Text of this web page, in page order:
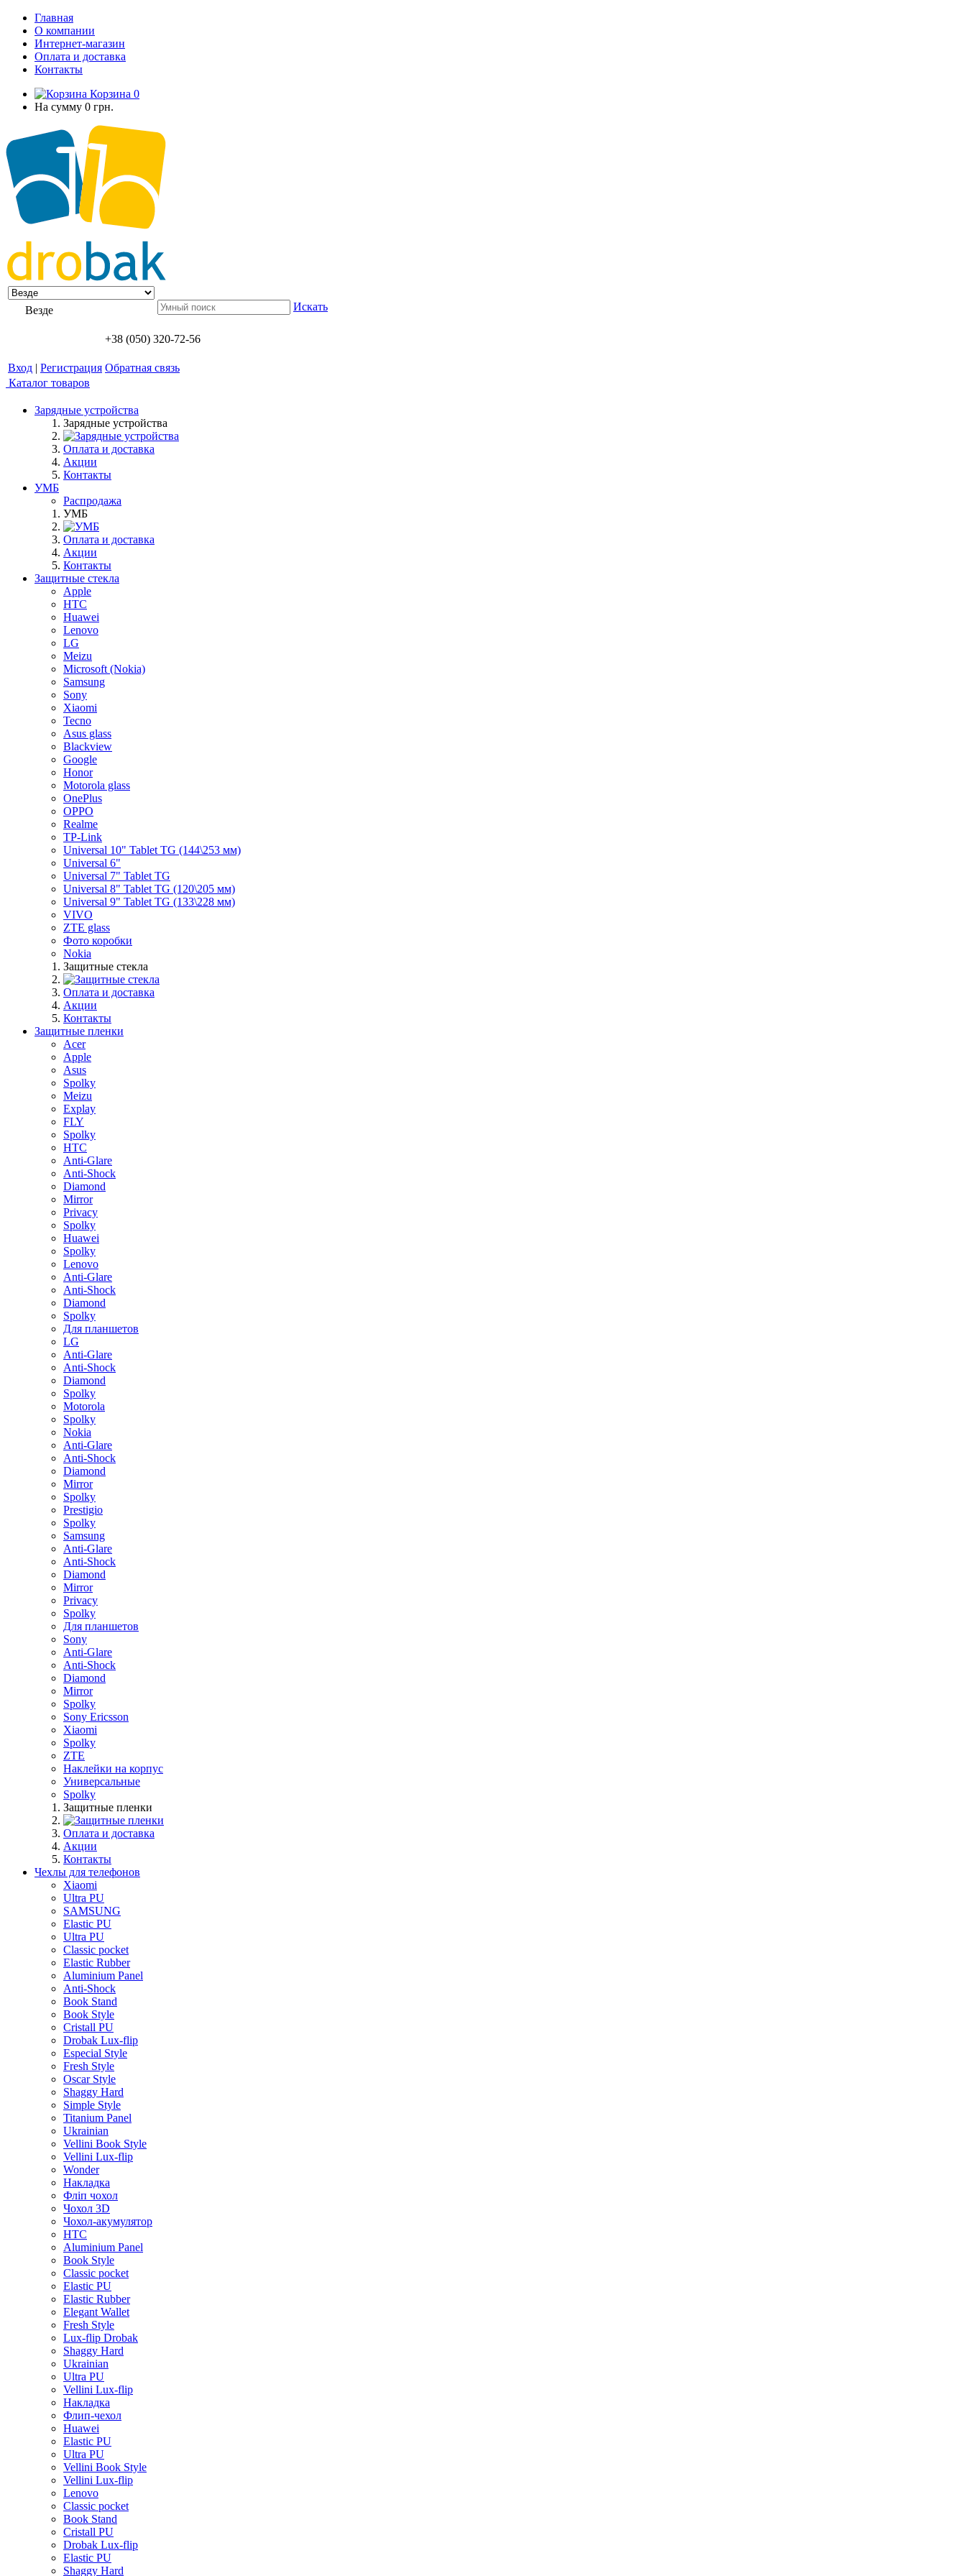
Главная
О компании
Интернет-магазин
Оплата и доставка
Контакты
Корзина 0
На сумму 0 грн.
Везде Искать
+38 (050) 320-72-56
Вход | Регистрация Обратная связь
Каталог товаров
Зарядные устройства
Зарядные устройства
Оплата и доставка
Акции
Контакты
УМБ
Распродажа
УМБ
Оплата и доставка
Акции
Контакты
Защитные стекла
Apple
HTC
Huawei
Lenovo
LG
Meizu
Microsoft (Nokia)
Samsung
Sony
Xiaomi
Tecno
Asus glass
Blackview
Google
Honor
Motorola glass
OnePlus
OPPO
Realme
TP-Link
Universal 10" Tablet TG (144\253 мм)
Universal 6"
Universal 7" Tablet TG
Universal 8" Tablet TG (120\205 мм)
Universal 9" Tablet TG (133\228 мм)
VIVO
ZTE glass
Фото коробки
Nokia
Защитные стекла
Оплата и доставка
Акции
Контакты
Защитные пленки
Acer
Apple
Asus
Spolky
Meizu
Explay
FLY
Spolky
HTC
Anti-Glare
Anti-Shock
Diamond
Mirror
Privacy
Spolky
Huawei
Spolky
Lenovo
Anti-Glare
Anti-Shock
Diamond
Spolky
Для планшетов
LG
Anti-Glare
Anti-Shock
Diamond
Spolky
Motorola
Spolky
Nokia
Anti-Glare
Anti-Shock
Diamond
Mirror
Spolky
Prestigio
Spolky
Samsung
Anti-Glare
Anti-Shock
Diamond
Mirror
Privacy
Spolky
Для планшетов
Sony
Anti-Glare
Anti-Shock
Diamond
Mirror
Spolky
Sony Ericsson
Xiaomi
Spolky
ZTE
Наклейки на корпус
Универсальные
Spolky
Защитные пленки
Оплата и доставка
Акции
Контакты
Чехлы для телефонов
Xiaomi
Ultra PU
SAMSUNG
Elastic PU
Ultra PU
Classic pocket
Elastic Rubber
Aluminium Panel
Anti-Shock
Book Stand
Book Style
Cristall PU
Drobak Lux-flip
Especial Style
Fresh Style
Oscar Style
Shaggy Hard
Simple Style
Titanium Panel
Ukrainian
Vellini Book Style
Vellini Lux-flip
Wonder
Накладка
Фліп чохол
Чохол 3D
Чохол-акумулятор
HTC
Aluminium Panel
Book Style
Classic pocket
Elastic PU
Elastic Rubber
Elegant Wallet
Fresh Style
Lux-flip Drobak
Shaggy Hard
Ukrainian
Ultra PU
Vellini Lux-flip
Накладка
Флип-чехол
Huawei
Elastic PU
Ultra PU
Vellini Book Style
Vellini Lux-flip
Lenovo
Classic pocket
Book Stand
Cristall PU
Drobak Lux-flip
Elastic PU
Shaggy Hard